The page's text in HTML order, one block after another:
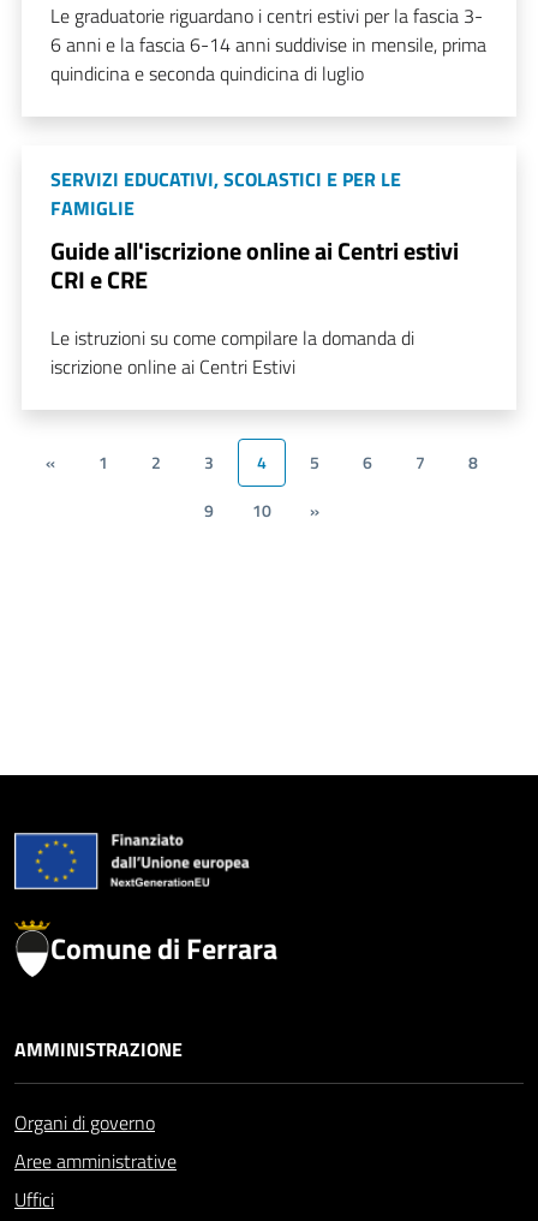
Le graduatorie riguardano i centri estivi per la fascia 3-
6 anni e la fascia 6-14 anni suddivise in mensile, prima
quindicina e seconda quindicina di luglio
SERVIZI EDUCATIVI, SCOLASTICI E PER LE
FAMIGLIE
Guide all'iscrizione online ai Centri estivi
CRI e CRE
Le istruzioni su come compilare la domanda di
iscrizione online ai Centri Estivi
« 1 2 3 4 5 6 7
8
9
10 »
Comune di Ferrara
AMMINISTRAZIONE
Organi di governo
Aree amministrative
Uffici